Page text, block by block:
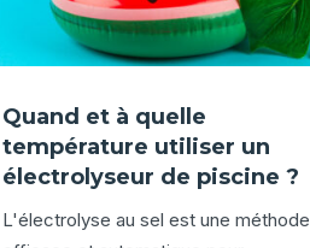
Quand et à quelle
température utiliser un
électrolyseur de piscine ?
L'électrolyse au sel est une méthode